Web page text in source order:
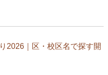
2026｜区・校区名で探す開